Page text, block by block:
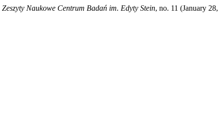
Zeszyty Naukowe Centrum Badań im. Edyty Stein, no. 11 (January